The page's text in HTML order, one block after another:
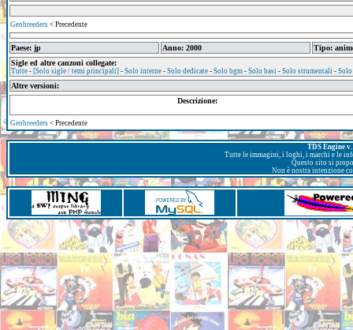
Geobreeders < Precedente
Paese: jp Anno: 2000
Tipo:
Sigle ed altre canzoni collegate:
Tutte - [Solo sigle / temi principali] - Solo interne - Solo dedicate - Solo bgm - Solo basi - Solo strumentali - Solo
Altre versioni:
Descrizione:
Geobreeders < Precedente
TDS Engine
Tutte le immagini, i loghi, i marchi e le
Questo sito si
Non è nostra intenzione